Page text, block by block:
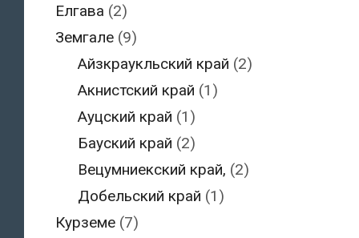
Елгава (2)
Земгале(9)
Айзкраукльский край (2)
Акнистский край (1)
Ауцский край (1)
Бауский край (2)
Вецумниекский край, (2)
Добельский край (1)
Курземе(7)